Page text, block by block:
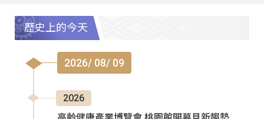
歷史上的今天
2026/ 08/ 09
2026